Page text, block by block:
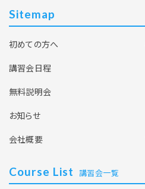
Sitemap
初めての方へ
講習会日程
無料説明会
お知らせ
会社概要
Course List 講習会一覧